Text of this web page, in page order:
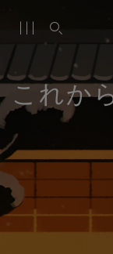
これか